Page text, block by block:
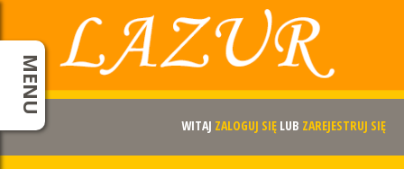
WITAJ ZALOGUJ SIĘ LUB ZAREJESTRUJ SIĘ
MENU